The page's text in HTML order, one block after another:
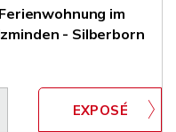
im
- Silberborn